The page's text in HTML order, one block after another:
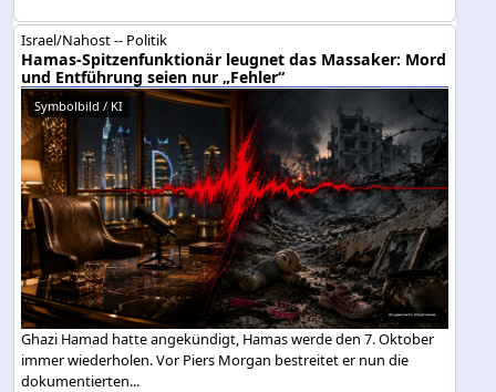
Israel/Nahost -- Politik
Hamas-Spitzenfunktionär leugnet das Massaker: Mord
und Entführung seien nur „Fehler“
Symbolbild / KI
Ghazi Hamad hatte angekündigt, Hamas werde den 7. Oktober
immer wiederholen. Vor Piers Morgan bestreitet er nun die
dokumentierten...